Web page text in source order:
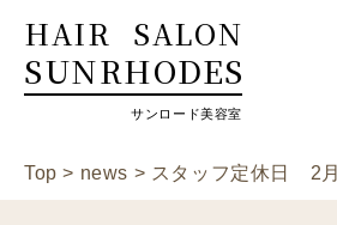
SUNRHODES
HAIR SALON
サンロード美容室
Top > news > スタッフ定休日 2月